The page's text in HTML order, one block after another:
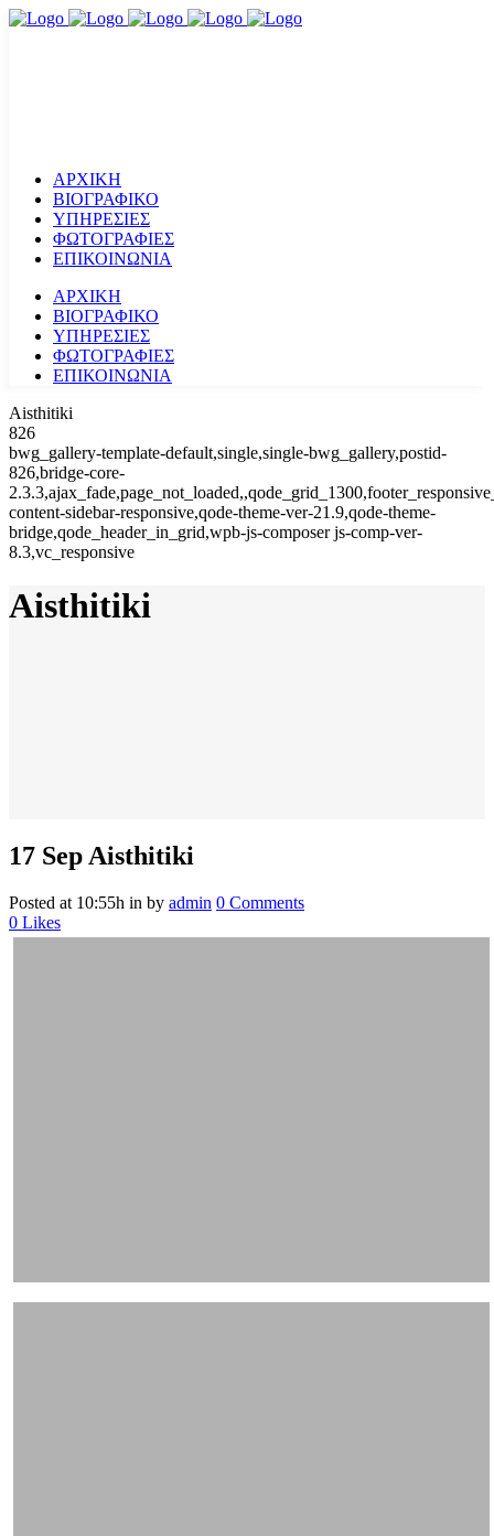
ΑΡΧΙΚΗ
ΒΙΟΓΡΑΦΙΚΟ
ΥΠΗΡΕΣΙΕΣ
ΦΩΤΟΓΡΑΦΙΕΣ
ΕΠΙΚΟΙΝΩΝΙΑ
ΑΡΧΙΚΗ
ΒΙΟΓΡΑΦΙΚΟ
ΥΠΗΡΕΣΙΕΣ
ΦΩΤΟΓΡΑΦΙΕΣ
ΕΠΙΚΟΙΝΩΝΙΑ
Aisthitiki
826
bwg_gallery-template-default,single,single-bwg_gallery,postid-
826,bridge-core-
content-sidebar-responsive,qode-theme-ver-21.9,qode-theme-
bridge,qode_header_in_grid,wpb-js-composer js-comp-ver-
8.3,vc_responsive
Aisthitiki
17 SepAisthitiki
Posted at 10:55h in by admin 0 Comments
0 Likes